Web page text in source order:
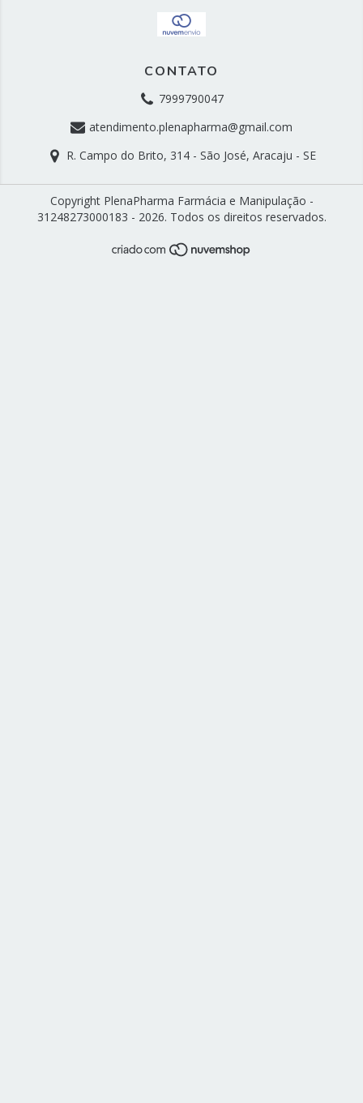
CONTATO
7999790047
atendimento.plenapharma@gmail.com
R. Campo do Brito, 314 - São José, Aracaju - SE
Copyright PlenaPharma Farmácia e Manipulação -
31248273000183 - 2026. Todos os direitos reservados.